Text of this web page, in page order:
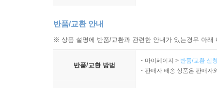
반품/교환 안내
※ 상품 설명에 반품/교환과 관련한 안내가 있는경우 아
반품/교환 방법
마이페이지 > 반품/교환 신
판매자 배송 상품은 판매자